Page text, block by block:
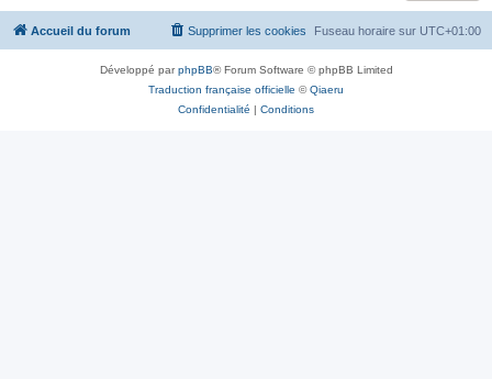
Accueil du forum Fuseau horaire sur UTC+01:00
Supprimer les cookies
Développé parphpBB® Forum Software © phpBB Limited
Traduction française officielle ©Qiaeru
Confidentialité | Conditions